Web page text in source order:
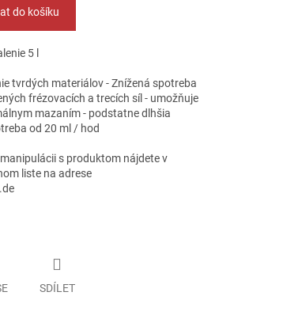
do košíku
5 l
tvrdých materiálov - Znížená spotreba
frézovacích a trecích síl - umožňuje
mazaním - podstatne dlhšia
od 20 ml / hod
s produktom nájdete v
liste na adrese
SDÍLET